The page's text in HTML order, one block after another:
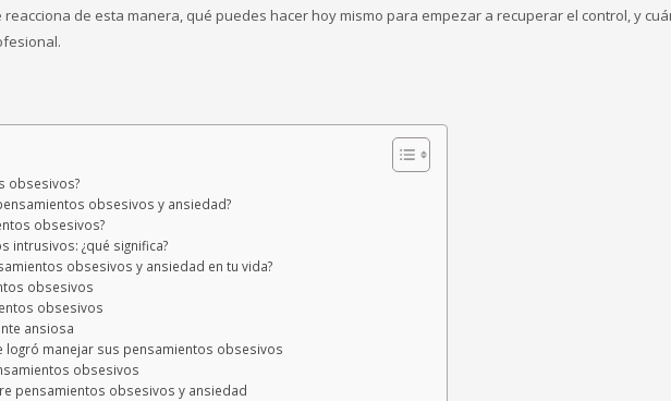
de esta manera, qué puedes hacer hoy mismo para empezar a recuperar el control, y
obsesivos?
obsesivos y ansiedad?
obsesivos?
intrusivos: ¿qué significa?
obsesivos y ansiedad en tu vida?
obsesivos
obsesivos
ansiosa
logró manejar sus pensamientos obsesivos
obsesivos
pensamientos obsesivos y ansiedad